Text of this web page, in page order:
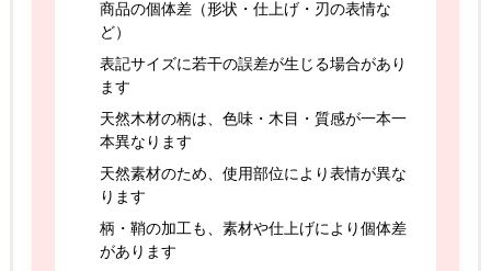
商品の個体差（形状・仕上げ・刃の表情な
ど）
表記サイズに若干の誤差が生じる場合があり
ます
天然木材の柄は、色味・木目・質感が一本一
本異なります
天然素材のため、使用部位により表情が異な
ります
柄・鞘の加工も、素材や仕上げにより個体差
があります